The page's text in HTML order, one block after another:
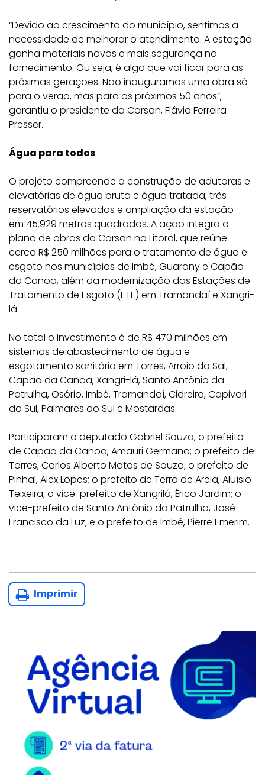
“Devido ao crescimento do município, sentimos a
necessidade de melhorar o atendimento. A estação
ganha materiais novos e mais segurança no
fornecimento. Ou seja, é algo que vai ficar para as
próximas gerações. Não inauguramos uma obra só
para o verão, mas para os próximos 50 anos”,
garantiu o presidente da Corsan, Flávio Ferreira
Presser.
Água para todos
O projeto compreende a construção de adutoras e
elevatórias de água bruta e água tratada, três
reservatórios elevados e ampliação da estação
em 45.929 metros quadrados. A ação integra o
plano de obras da Corsan no Litoral, que reúne
cerca R$ 250 milhões para o tratamento de água e
esgoto nos municípios de Imbé, Guarany e Capão
da Canoa, além da modernização das Estações de
Tratamento de Esgoto (ETE) em Tramandaí e Xangri-
lá.
No total o investimento é de R$ 470 milhões em
sistemas de abastecimento de água e
esgotamento sanitário em Torres, Arroio do Sal,
Capão da Canoa, Xangri-lá, Santo Antônio da
Patrulha, Osório, Imbé, Tramandaí, Cidreira, Capivari
do Sul, Palmares do Sul e Mostardas.
Participaram o deputado Gabriel Souza, o prefeito
de Capão da Canoa, Amauri Germano; o prefeito de
Torres, Carlos Alberto Matos de Souza; o prefeito de
Pinhal, Alex Lopes; o prefeito de Terra de Areia, Aluísio
Teixeira; o vice-prefeito de Xangrilá, Érico Jardim; o
vice-prefeito de Santo Antônio da Patrulha, José
Francisco da Luz; e o prefeito de Imbé, Pierre Emerim.
Imprimir